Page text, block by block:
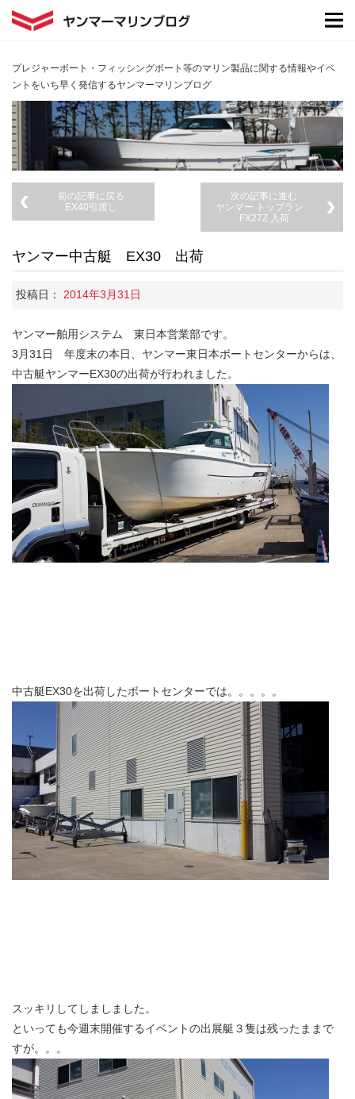
プレジャーボート・フィッシングボート等のマリン製品に関する情報やイベ
ントをいち早く発信するヤンマーマリンブログ
前の記事に戻る
EX40引渡し
次の記事に進む
ヤンマー トップラン
FX27Z 入荷
ヤンマー中古艇 EX30 出荷
投稿日： 2014年3月31日
ヤンマー舶用システム 東日本営業部です。
3月31日 年度末の本日、ヤンマー東日本ボートセンターからは、
中古艇ヤンマーEX30の出荷が行われました。
中古艇EX30を出荷したボートセンターでは。。。。。
スッキリしてしましました。
といっても今週末開催するイベントの出展艇３隻は残ったままで
すが。。。